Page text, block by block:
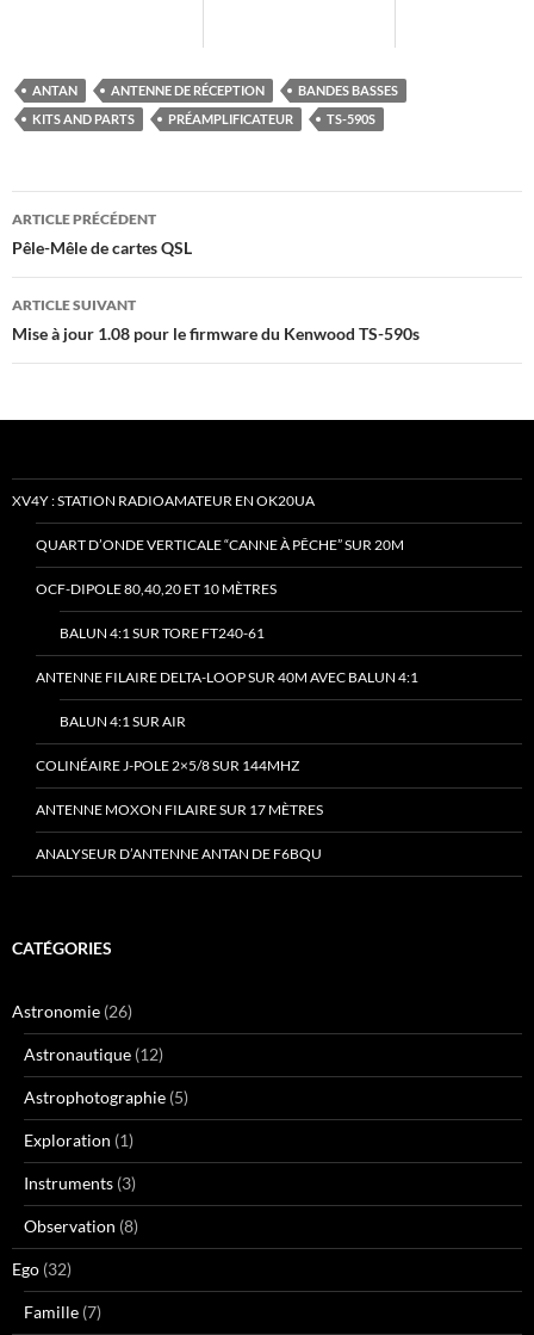
ANTAN ANTENNE DE RÉCEPTION
BANDES BASSES
KITS AND PARTS
PRÉAMPLIFICATEUR TS-590S
Navigation
des
articles
ARTICLE PRÉCÉDENT
Pêle-Mêle de cartes QSL
ARTICLE SUIVANT
Mise à jour 1.08 pour le firmware du Kenwood TS-590s
XV4Y : STATION RADIOAMATEUR EN OK20UA
QUART D’ONDE VERTICALE “CANNE À PÊCHE” SUR 20M
OCF-DIPOLE 80,40,20 ET 10 MÈTRES
BALUN 4:1 SUR TORE FT240-61
ANTENNE FILAIRE DELTA-LOOP SUR 40M AVEC BALUN 4:1
BALUN 4:1 SUR AIR
COLINÉAIRE J-POLE 2×5/8 SUR 144MHZ
ANTENNE MOXON FILAIRE SUR 17 MÈTRES
ANALYSEUR D’ANTENNE ANTAN DE F6BQU
CATÉGORIES
Astronomie (26)
Astronautique (12)
Astrophotographie (5)
Exploration (1)
Instruments (3)
Observation (8)
Ego (32)
Famille (7)